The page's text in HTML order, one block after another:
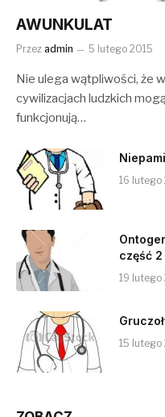
AWUNKULAT
Przez admin 5 lutego 2015
Nie ulega wątpliwości, że
cywilizacjach ludzkich
funkcjonują…
16 lutego
część 2
19 lutego
15 lutego